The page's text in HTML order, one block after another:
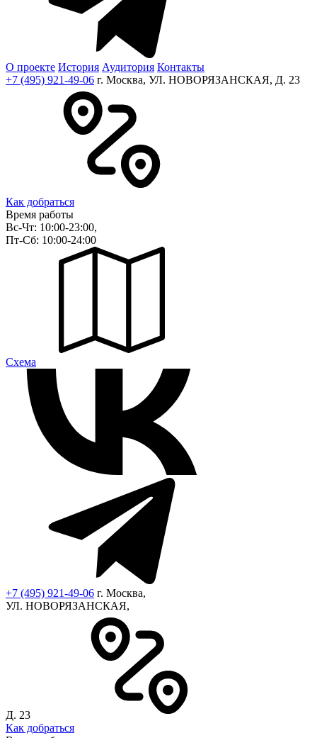
О проекте История Аудитория Контакты
+7 (495) 921-49-06 г. Москва, УЛ. НОВОРЯЗАНСКАЯ, Д. 23
Как добраться
Время работы
Вс-Чт: 10:00-23:00,
Пт-Сб: 10:00-24:00
Cхема
+7 (495) 921-49-06 г. Москва,
УЛ. НОВОРЯЗАНСКАЯ,
Д. 23
Как добраться